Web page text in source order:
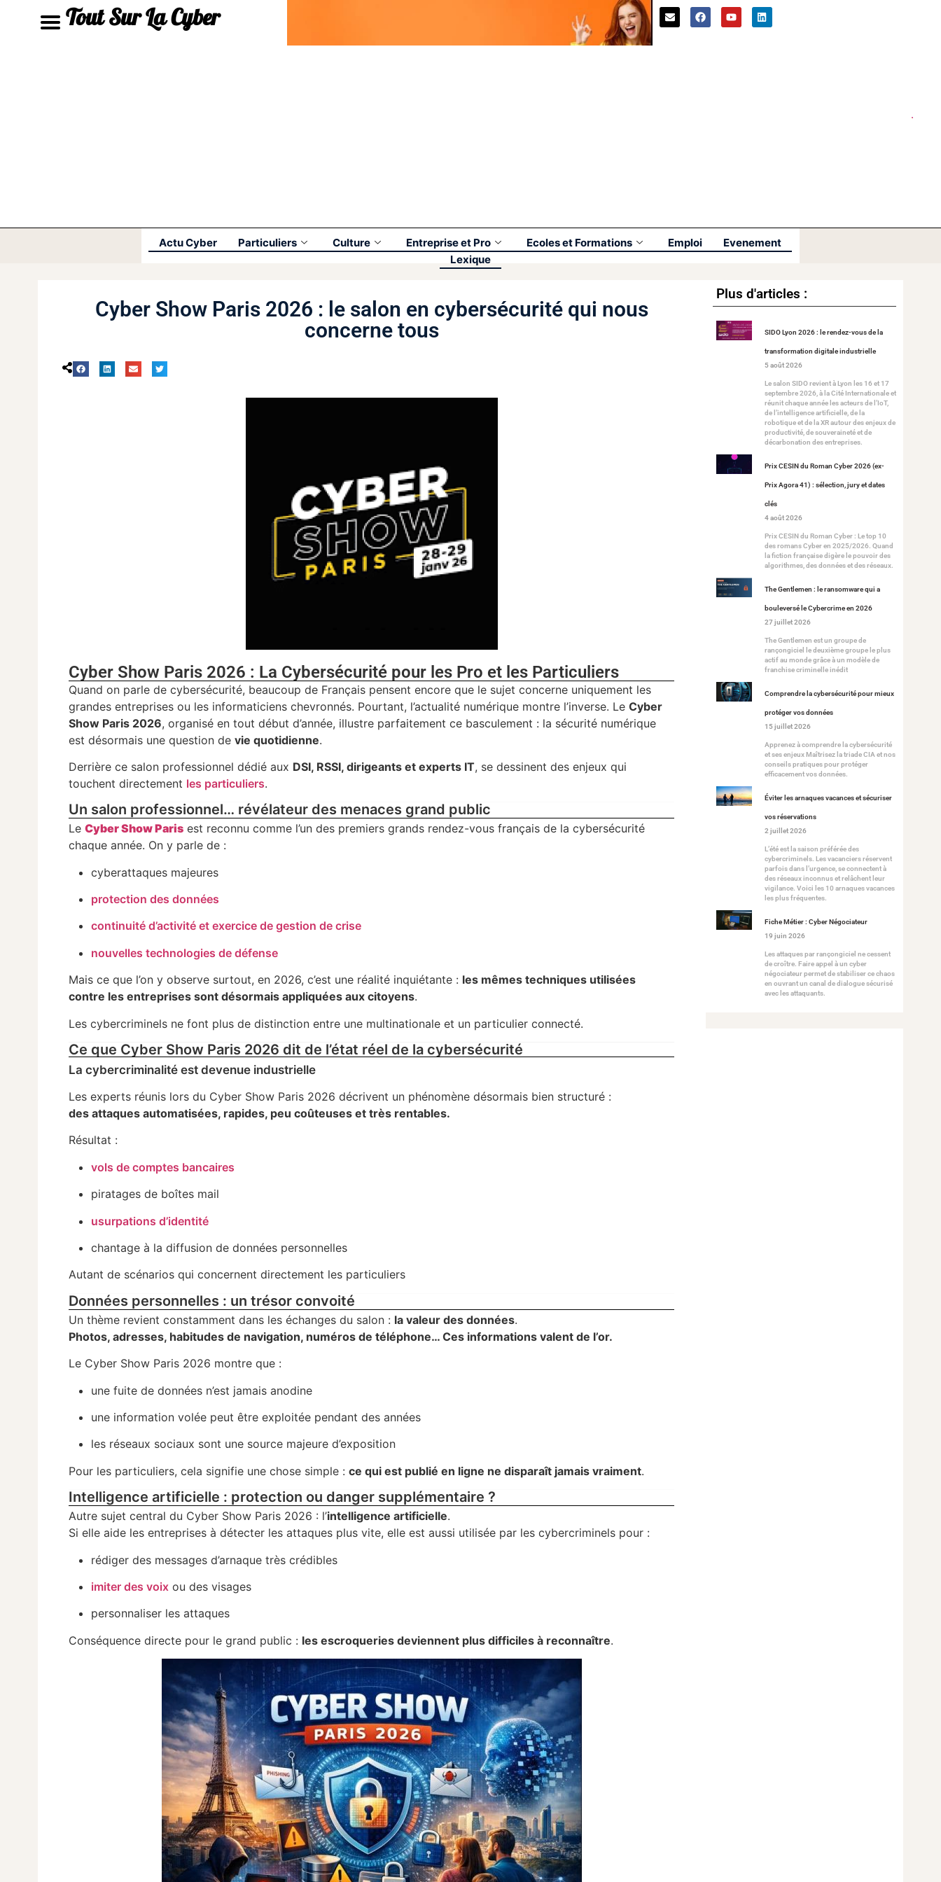
Tout Sur La Cyber
Actu Cyber Particuliers Culture Entreprise et Pro Ecoles et Formations Emploi
Evenement
Lexique
Cyber Show Paris 2026 : le salon en cybersécurité qui nous
concerne tous
Cyber Show Paris 2026 : La Cybersécurité pour les Pro et les Particuliers
Quand on parle de cybersécurité, beaucoup de Français pensent encore que le sujet concerne uniquement les
grandes entreprises ou les informaticiens chevronnés. Pourtant, l’actualité numérique montre l’inverse. LeCyber
Show Paris 2026, organisé en tout début d’année, illustre parfaitement ce basculement : la sécurité numérique
est désormais une question devie quotidienne.
Derrière ce salon professionnel dédié aux DSI, RSSI, dirigeants et experts IT, se dessinent des enjeux qui
touchent directement les particuliers.
Un salon professionnel… révélateur des menaces grand public
LeCyber Show Paris est reconnu comme l’un des premiers grands rendez-vous français de la cybersécurité
chaque année. On y parle de :
cyberattaques majeures
protection des données
continuité d’activité et exercice de gestion de crise
nouvelles technologies de défense
Mais ce que l’on y observe surtout, en 2026, c’est une réalité inquiétante : les mêmes techniques utilisées
contre les entreprises sont désormais appliquées aux citoyens.
Les cybercriminels ne font plus de distinction entre une multinationale et un particulier connecté.
Ce que Cyber Show Paris 2026 dit de l’état réel de la cybersécurité
La cybercriminalité est devenue industrielle
Les experts réunis lors du Cyber Show Paris 2026 décrivent un phénomène désormais bien structuré :
des attaques automatisées, rapides, peu coûteuses et très rentables.
Résultat :
vols de comptes bancaires
piratages de boîtes mail
usurpations d’identité
chantage à la diffusion de données personnelles
Autant de scénarios qui concernent directement les particuliers
Données personnelles : un trésor convoité
Un thème revient constamment dans les échanges du salon : la valeur des données.
Photos, adresses, habitudes de navigation, numéros de téléphone… Ces informations valent de l’or.
Le Cyber Show Paris 2026 montre que :
une fuite de données n’est jamais anodine
une information volée peut être exploitée pendant des années
les réseaux sociaux sont une source majeure d’exposition
Pour les particuliers, cela signifie une chose simple :ce qui est publié en ligne ne disparaît jamais vraiment.
Intelligence artificielle : protection ou danger supplémentaire ?
Autre sujet central du Cyber Show Paris 2026 : l’intelligence artificielle.
Si elle aide les entreprises à détecter les attaques plus vite, elle est aussi utilisée par les cybercriminels pour :
rédiger des messages d’arnaque très crédibles
imiter des voix ou des visages
personnaliser les attaques
Conséquence directe pour le grand public : les escroqueries deviennent plus difficiles à reconnaître.
Plus d'articles :
SIDO Lyon 2026 : le rendez-vous de la
transformation digitale industrielle
5 août 2026
Le salon SIDO revient à Lyon les 16 et 17
septembre 2026, à la Cité Internationale et
réunit chaque année les acteurs de l’IoT,
de l’intelligence artificielle, de la
robotique et de la XR autour des enjeux de
productivité, de souveraineté et de
décarbonation des entreprises.
Prix CESIN du Roman Cyber 2026 (ex-
Prix Agora 41) : sélection, jury et dates
clés
4 août 2026
Prix CESIN du Roman Cyber : Le top 10
des romans Cyber en 2025/2026. Quand
la fiction française digère le pouvoir des
algorithmes, des données et des réseaux.
The Gentlemen : le ransomware qui a
bouleversé le Cybercrime en 2026
27 juillet 2026
The Gentlemen est un groupe de
rançongiciel le deuxième groupe le plus
actif au monde grâce à un modèle de
franchise criminelle inédit
Comprendre la cybersécurité pour mieux
protéger vos données
15 juillet 2026
Apprenez à comprendre la cybersécurité
et ses enjeux Maîtrisez la triade CIA et nos
conseils pratiques pour protéger
efficacement vos données.
Éviter les arnaques vacances et sécuriser
vos réservations
2 juillet 2026
L’été est la saison préférée des
cybercriminels. Les vacanciers réservent
parfois dans l’urgence, se connectent à
des réseaux inconnus et relâchent leur
vigilance. Voici les 10 arnaques vacances
les plus fréquentes.
Fiche Métier : Cyber Négociateur
19 juin 2026
Les attaques par rançongiciel ne cessent
de croître. Faire appel à un cyber
négociateur permet de stabiliser ce chaos
en ouvrant un canal de dialogue sécurisé
avec les attaquants.